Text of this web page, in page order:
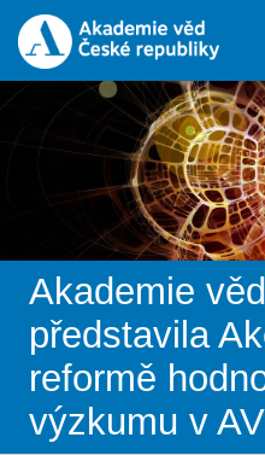
Akademie věd
představila
reformě
výzkumu v